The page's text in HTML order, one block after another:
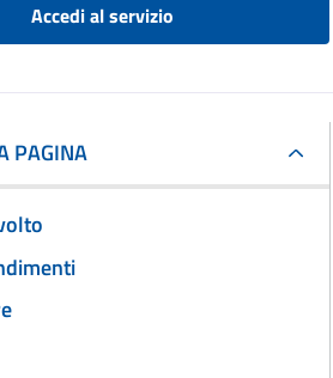
Accedi al servizio
PAGINA